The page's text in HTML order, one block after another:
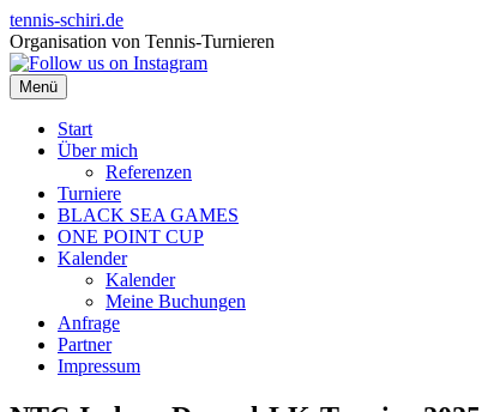
Zum
Inhalt
springen
tennis-schiri.de
Organisation von Tennis-Turnieren
Menü
Start
Über mich
Referenzen
Turniere
BLACK SEA GAMES
ONE POINT CUP
Kalender
Kalender
Meine Buchungen
Anfrage
Partner
Impressum